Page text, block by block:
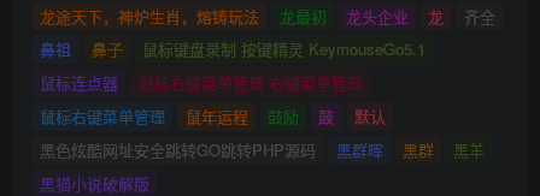
龙途天下，神炉生肖，熔铸玩法 龙最初 龙头企业 龙
齐全
鼻祖
鼻子
鼠标键盘录制 按键精灵 KeymouseGo5.1
鼠标连点器
鼠标右键菜单管理 右键菜单管理
鼠标右键菜单管理
鼠年运程 鼓励 鼓
默认
黑色炫酷网址安全跳转GO跳转PHP源码
黑群晖 黑群
黑羊
黑猫小说破解版